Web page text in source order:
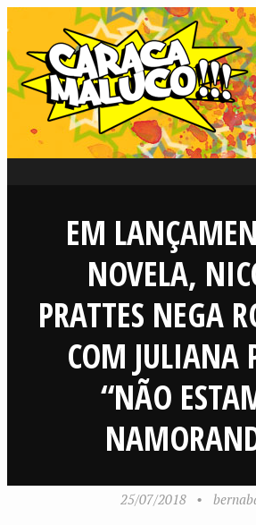
EM
NOVELA,
PRATTES NEGA
COM JULIANA
“NÃO
25/07/2018 •